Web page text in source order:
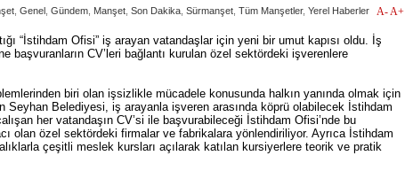
Genel Gündem Manşet Son Dakika Sürmanşet Tüm Manşetler, Yerel Haberler A-A+
“İstihdam Ofisi” iş arayan vatandaşlar için yeni bir umut kapısı oldu. İş
başvuranların CV’leri bağlantı kurulan özel sektördeki işverenlere
biri olan işsizlikle mücadele konusunda halkın yanında olmak için
Seyhan Belediyesi, iş arayanla işveren arasında köprü olabilecek İstihdam
her vatandaşın CV’si ile başvurabileceği İstihdam Ofisi’nde bu
olan özel sektördeki firmalar ve fabrikalara yönlendiriliyor. Ayrıca İstihdam
çeşitli meslek kursları açılarak katılan kursiyerlere teorik ve pratik